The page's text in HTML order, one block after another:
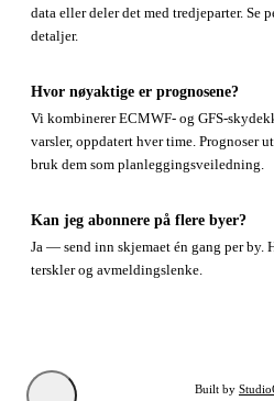
data eller deler det med tredjeparter. Se
detaljer.
Hvor nøyaktige er prognosene?
Vi kombinerer ECMWF- og GFS-
varsler, oppdatert hver time. Prognoser
bruk dem som planleggingsveiledning.
Kan jeg abonnere på flere byer?
Ja — send inn skjemaet én gang per by.
terskler og avmeldingslenke.
Built by